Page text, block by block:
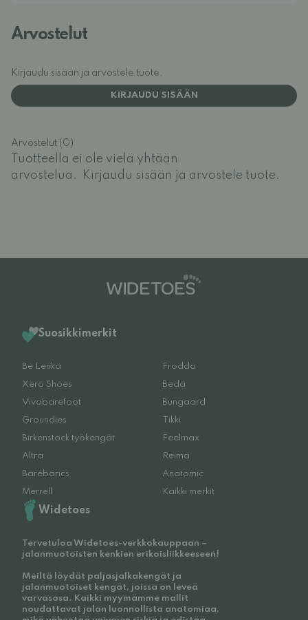
Arvostelut
Kirjaudu sisään ja arvostele tuote.
KIRJAUDU SISÄÄN
Arvostelut (0)
Tuotteella ei ole vielä yhtään
arvostelua.
Kirjaudu sisään ja arvostele tuote.
Suosikkimerkit
Be Lenka
Froddo
Xero Shoes
Beda
Vivobarefoot
Bungaard
Groundies
Tikki
Birkenstock työkengät
Feelmax
Altra
Reima
Barebarics
Anatomic
Merrell
Kaikki merkit
Widetoes
Tervetuloa Widetoes-verkkokauppaan –
jalanmuotoisten kenkien erikoisliikkeeseen!
Meiltä löydät paljasjalkakengät ja
jalanmuotoiset kengät, joissa on leveä
varvasosa. Kaikki myymämme mallit
noudattavat jalan luonnollista anatomiaa,